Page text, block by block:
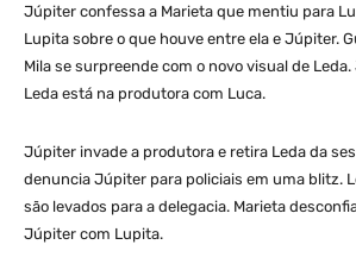
Júpiter confessa a Marieta que mentiu para
Lupita sobre o que houve entre ela e Júpiter.
Mila se surpreende com o novo visual de
Leda está na produtora com Luca.
Júpiter invade a produtora e retira Leda da
denuncia Júpiter para policiais em uma blitz.
são levados para a delegacia. Marieta
Júpiter com Lupita.